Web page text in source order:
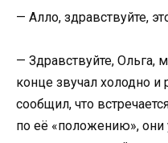
— Алло, здравствуйте,
— Здравствуйте, Ольга,
конце звучал холодно
сообщил, что
по её «положению»,